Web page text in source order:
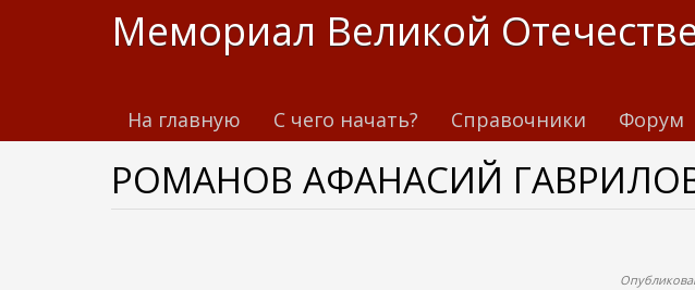
т
Мемориал Великой
На главную С чего начать? Справочники Форум
РОМАНОВ АФАНАСИЙ